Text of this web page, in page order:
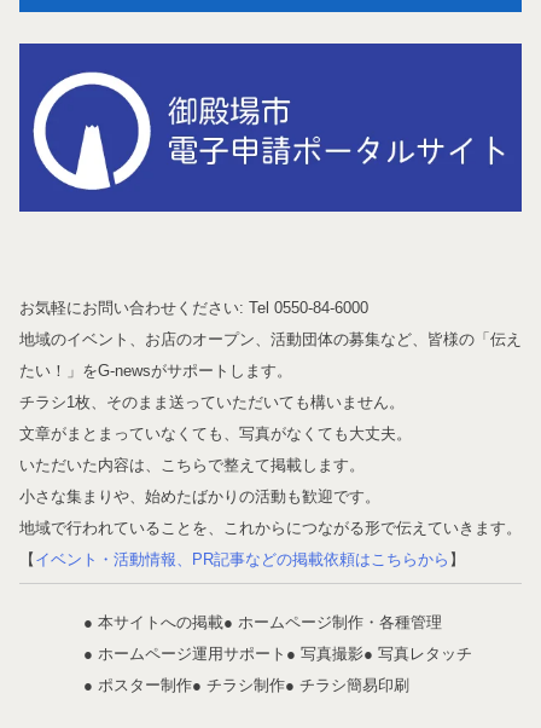
お気軽にお問い合わせください: Tel 0550-84-6000
地域のイベント、お店のオープン、活動団体の募集など、皆様の「伝え
たい！」をG-newsがサポートします。
チラシ1枚、そのまま送っていただいても構いません。
文章がまとまっていなくても、写真がなくても大丈夫。
いただいた内容は、こちらで整えて掲載します。
小さな集まりや、始めたばかりの活動も歓迎です。
地域で行われていることを、これからにつながる形で伝えていきます。
【 イベント・活動情報、PR記事などの掲載依頼はこちらから 】
● 本サイトへの掲載● ホームページ制作・各種管理
● ホームページ運用サポート ● 写真撮影● 写真レタッチ
● ポスター制作● チラシ制作● チラシ簡易印刷